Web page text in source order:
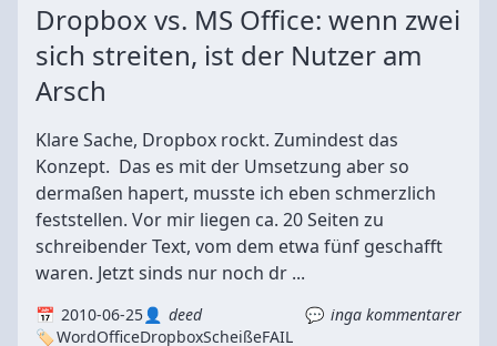
Dropbox vs. MS Office: wenn zwei
sich streiten, ist der Nutzer am
Arsch
Klare Sache, Dropbox rockt. Zumindest das
Konzept. Das es mit der Umsetzung aber so
dermaßen hapert, musste ich eben schmerzlich
feststellen. Vor mir liegen ca. 20 Seiten zu
schreibender Text, vom dem etwa fünf geschafft
waren. Jetzt sinds nur noch dr ...
2010-06-25 deed
inga kommentarer
WordOfficeDropboxScheißeFAIL